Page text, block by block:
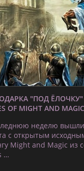
"ПОД
OF MIGHT AND MAGIC
неделю вышли
с открытым
Might and Magic из
…